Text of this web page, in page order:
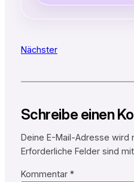
Nächster
Schreibe einen
Deine E-Mail-Adresse wird
Erforderliche Felder sind mit
Kommentar *